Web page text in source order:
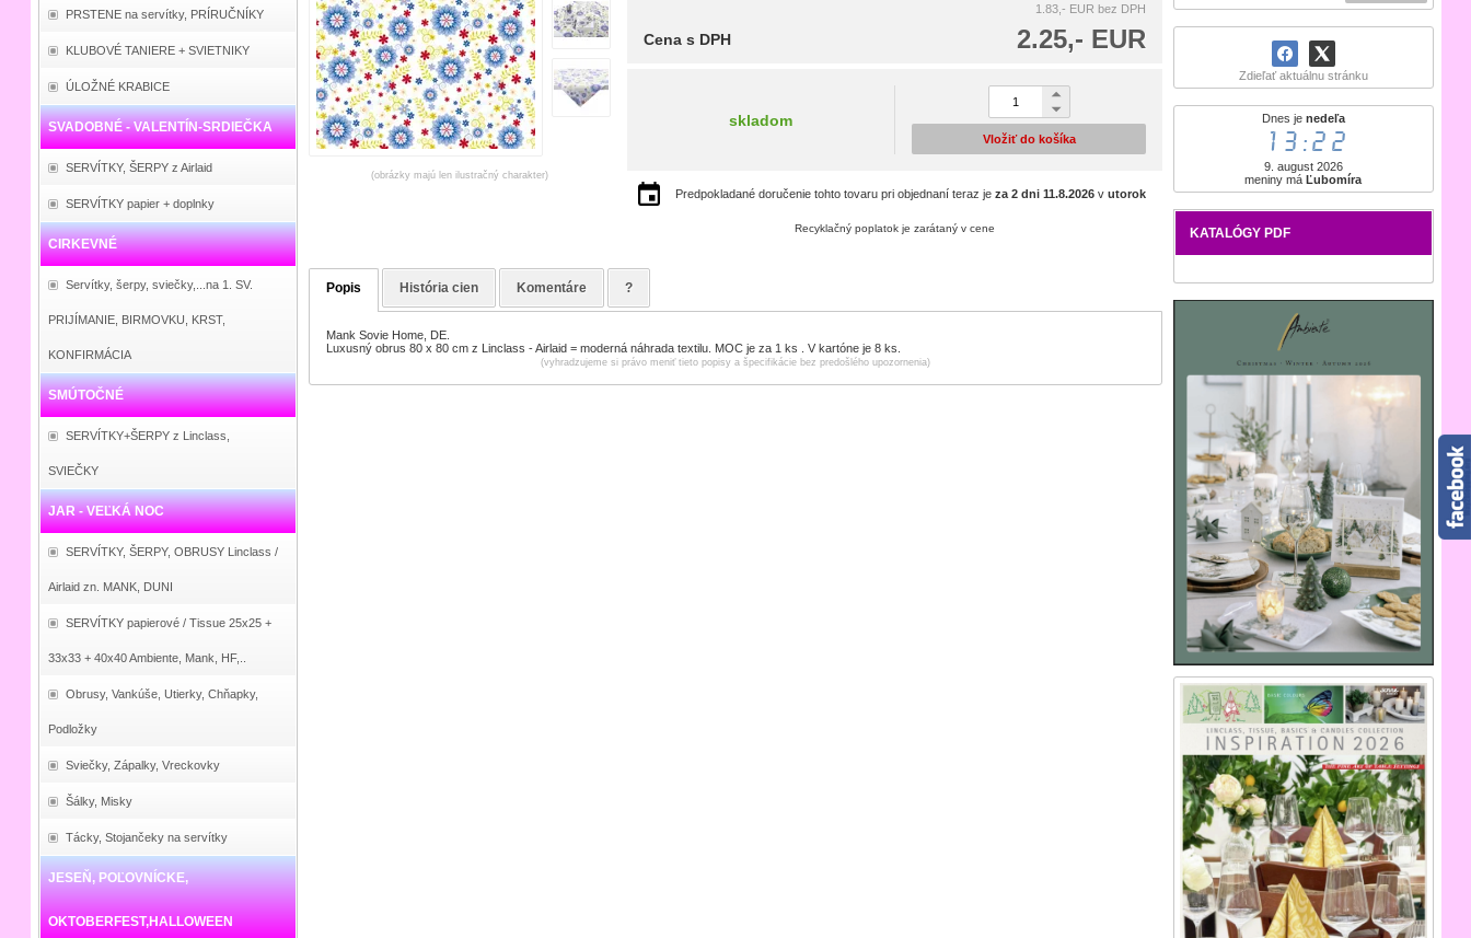
PRSTENE na servítky, PRÍRUČNÍKY
KLUBOVÉ TANIERE + SVIETNIKY
ÚLOŽNÉ KRABICE
SVADOBNÉ - VALENTÍN-SRDIEČKA
SERVÍTKY, ŠERPY z Airlaid
SERVÍTKY papier + doplnky
CIRKEVNÉ
Servítky, šerpy, sviečky,...na 1. SV.
PRIJÍMANIE, BIRMOVKU, KRST,
KONFIRMÁCIA
SMÚTOČNÉ
SERVÍTKY+ŠERPY z Linclass,
SVIEČKY
JAR - VEĽKÁ NOC
SERVÍTKY, ŠERPY, OBRUSY Linclass /
Airlaid zn. MANK, DUNI
SERVÍTKY papierové / Tissue 25x25 +
33x33 + 40x40 Ambiente, Mank, HF,..
Obrusy, Vankúše, Utierky, Chňapky,
Podložky
Sviečky, Zápalky, Vreckovky
Šálky, Misky
Tácky, Stojančeky na servítky
JESEŇ, POĽOVNÍCKE,
OKTOBERFEST,HALLOWEEN
Zdieľať aktuálnu stránku
Dnes je nedeľa
13:22
9. august 2026
meniny máĽubomíra
KATALÓGY PDF
(obrázky majú len ilustračný charakter)
1.83,- EUR bez DPH
2.25,- EUR
Cena s DPH
skladom
Vložiť do košíka
Predpokladané doručenie tohto tovaru pri objednaní teraz je za 2 dni 11.8.2026v utorok
Recyklačný poplatok je zarátaný v cene
Popis História cien Komentáre ?
Mank Sovie Home, DE.
Luxusný obrus 80 x 80 cm z Linclass - Airlaid = moderná náhrada textilu. MOC je za 1 ks . V kartóne je 8 ks.
(vyhradzujeme si právo meniť tieto popisy a špecifikácie bez predošlého upozornenia)